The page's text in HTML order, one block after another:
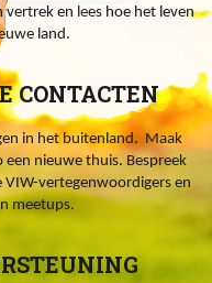
en lees hoe het leven
land.
CONTACTEN
in het buitenland. Maak
een nieuwe thuis. Bespreek
vertegenwoordigers en
meetups.